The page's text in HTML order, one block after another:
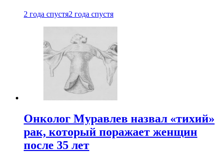
2 года спустя2 года спустя
Онколог Муравлев назвал «тихий»
рак, который поражает женщин
после 35 лет